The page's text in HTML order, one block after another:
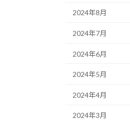
2024年8月
2024年7月
2024年6月
2024年5月
2024年4月
2024年3月